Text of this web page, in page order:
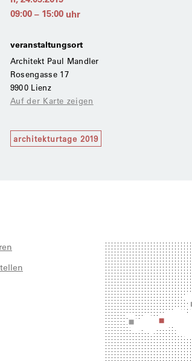
09:00– 15:00 uhr
veranstaltungsort
Architekt Paul Mandler
Rosengasse 17
9900 Lienz
Auf der Karte zeigen
architekturtage 2019